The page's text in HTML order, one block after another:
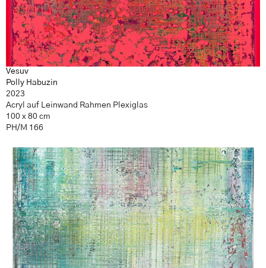
Vesuv
Polly Habuzin
2023
Acryl auf Leinwand Rahmen Plexiglas
100 x 80 cm
PH/M 166